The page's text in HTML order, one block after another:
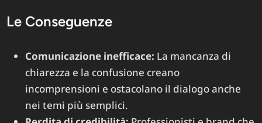
Le Conseguenze
Comunicazione inefficace: La mancanza di
chiarezza e la confusione creano
incomprensioni e ostacolano il dialogo anche
nei temi più semplici.